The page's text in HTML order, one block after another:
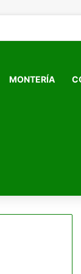
MONTERÍA